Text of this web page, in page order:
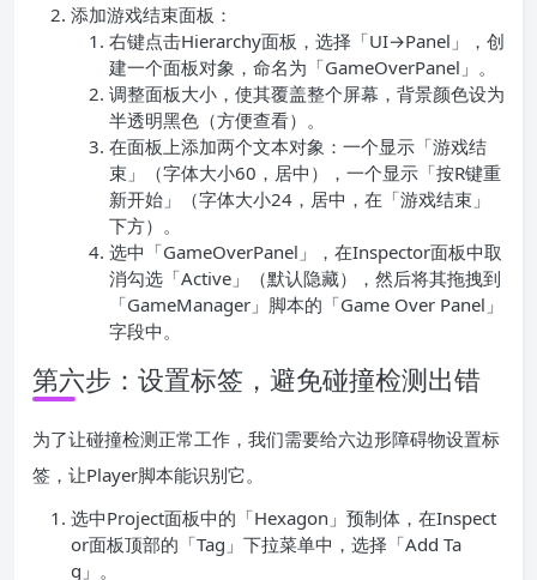
添加游戏结束面板：
右键点击Hierarchy面板，选择「UI→Panel」，创
建一个面板对象，命名为「GameOverPanel」。
调整面板大小，使其覆盖整个屏幕，背景颜色设为
半透明黑色（方便查看）。
在面板上添加两个文本对象：一个显示「游戏结
束」（字体大小60，居中），一个显示「按R键重
新开始」（字体大小24，居中，在「游戏结束」
下方）。
选中「GameOverPanel」，在Inspector面板中取
消勾选「Active」（默认隐藏），然后将其拖拽到
「GameManager」脚本的「Game Over Panel」
字段中。
第六步：设置标签，避免碰撞检测出错
为了让碰撞检测正常工作，我们需要给六边形障碍物设置标
签，让Player脚本能识别它。
选中Project面板中的「Hexagon」预制体，在Inspect
or面板顶部的「Tag」下拉菜单中，选择「Add Ta
g」。